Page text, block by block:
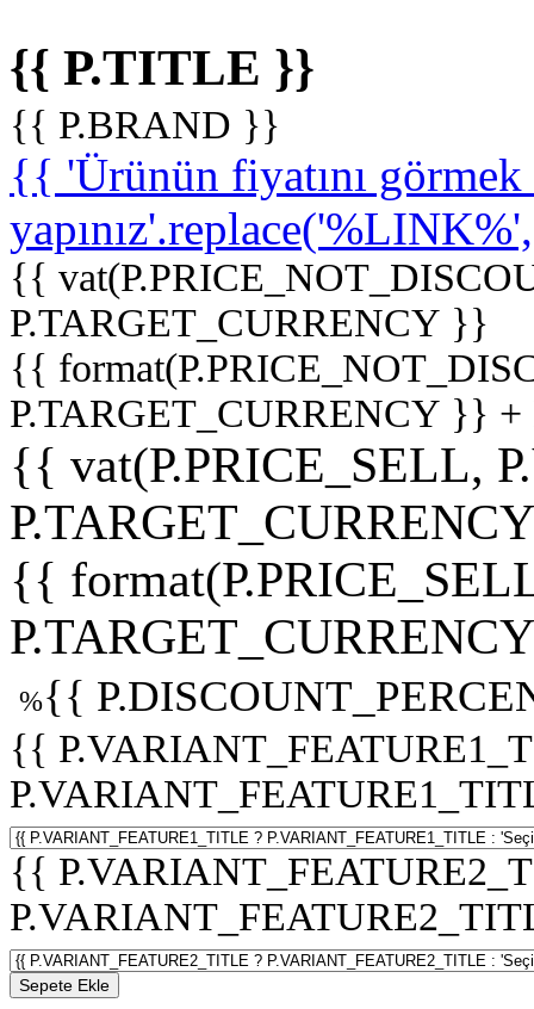
{{ P.TITLE }}
{{ P.BRAND }}
{{ 'Ürünün fiyatını
{{
P.TARGET_CURRENCY }}
{{
P.TARGET_CURRENCY }}
{{ vat(P.PRICE_SELL,
{{
%{{
{{
{{
Sepete Ekle